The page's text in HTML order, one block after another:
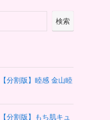
検索
分割版】睦感 金山睦
分割版】もち肌キュ